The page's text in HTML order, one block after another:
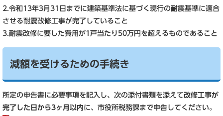
2.令和13年3月31日までに建築基準法に基づく現行の耐震基準に適合
させる耐震改修工事が完了していること
3.耐震改修に要した費用が1戸当たり50万円を超えるものであること
減額を受けるための手続き
所定の申告書に必要事項を記入し、次の添付書類を添えて改修工事が
完了した日から3ヶ月以内 に、市役所税務課まで申告してください。